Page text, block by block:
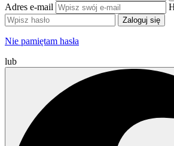
Adres e-mail
Zaloguj się
Nie pamiętam hasła
lub